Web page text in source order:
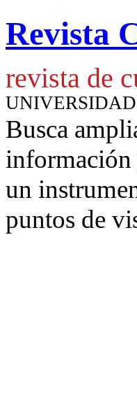
Revista
revista de
Busca
información
un
puntos de